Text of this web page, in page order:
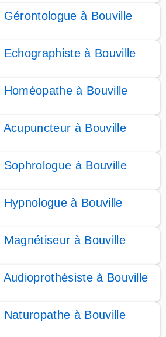
à Bouville
à Bouville
à Bouville
à Bouville
à Bouville
à Bouville
à Bouville
à Bouville
à Bouville